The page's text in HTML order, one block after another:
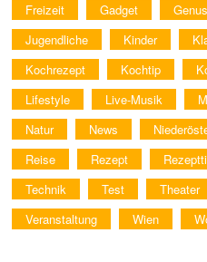
Freizeit
Gadget
Jugendliche
Kinder
Kochrezept
Kochtip
Lifestyle
Live-Musik
Natur
News
Reise
Rezept
Technik
Test Theater
Veranstaltung
Wien